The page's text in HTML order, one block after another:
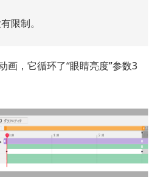
限制。
画，它循环了“眼睛亮度”参数3